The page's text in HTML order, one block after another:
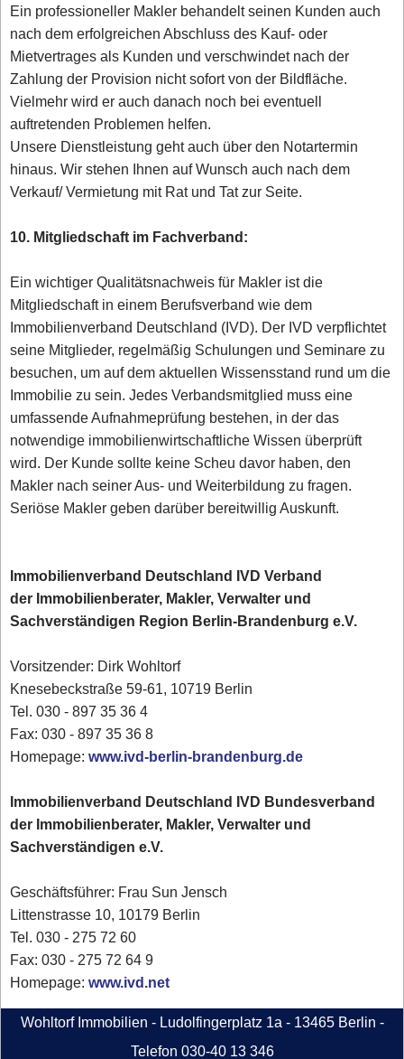
Ein professioneller Makler behandelt seinen Kunden auch
nach dem erfolgreichen Abschluss des Kauf- oder
Mietvertrages als Kunden und verschwindet nach der
Zahlung der Provision nicht sofort von der Bildfläche.
Vielmehr wird er auch danach noch bei eventuell
auftretenden Problemen helfen.
Unsere Dienstleistung geht auch über den Notartermin
hinaus. Wir stehen Ihnen auf Wunsch auch nach dem
Verkauf/ Vermietung mit Rat und Tat zur Seite.
10. Mitgliedschaft im Fachverband:
Ein wichtiger Qualitätsnachweis für Makler ist die
Mitgliedschaft in einem Berufsverband wie dem
Immobilienverband Deutschland (IVD). Der IVD verpflichtet
seine Mitglieder, regelmäßig Schulungen und Seminare zu
besuchen, um auf dem aktuellen Wissensstand rund um die
Immobilie zu sein. Jedes Verbandsmitglied muss eine
umfassende Aufnahmeprüfung bestehen, in der das
notwendige immobilienwirtschaftliche Wissen überprüft
wird. Der Kunde sollte keine Scheu davor haben, den
Makler nach seiner Aus- und Weiterbildung zu fragen.
Seriöse Makler geben darüber bereitwillig Auskunft.
Immobilienverband Deutschland IVD Verband
der Immobilienberater, Makler, Verwalter und
Sachverständigen Region Berlin-Brandenburg e.V.
Vorsitzender: Dirk Wohltorf
Knesebeckstraße 59-61, 10719 Berlin
Tel. 030 - 897 35 36 4
Fax: 030 - 897 35 36 8
Homepage:www.ivd-berlin-brandenburg.de
Immobilienverband Deutschland IVD Bundesverband
der Immobilienberater, Makler, Verwalter und
Sachverständigen e.V.
Geschäftsführer: Frau Sun Jensch
Littenstrasse 10, 10179 Berlin
Tel. 030 - 275 72 60
Fax: 030 - 275 72 64 9
Homepage:www.ivd.net
Wohltorf Immobilien - Ludolfingerplatz 1a - 13465 Berlin -
Telefon 030-40 13 346